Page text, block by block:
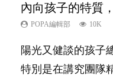
內向孩子的特質
POPA編輯部 10K
陽光又健談的孩子
特別是在講究團隊
想孩子學好外語
POPA編輯部 9.9K
有人話學多種語言
間太多語言，會令
夫妻必看！經營
POPA編輯部 22.9K
你是不是也曾經以
然能走到白頭，但
孩子能力天注定？
POPA編輯部 7.9K
很多父母都希望孩
太差，日常自理井
愛孩子也別忘了
己的身心靈？
照顧孩子衣食住行